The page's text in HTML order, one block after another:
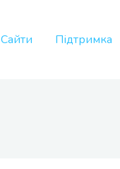
Сайти Підтримка